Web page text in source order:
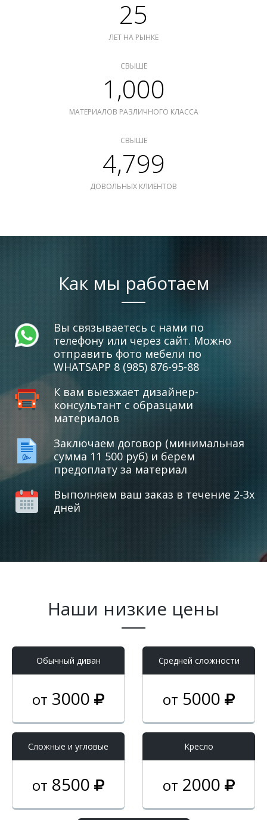
25
ЛЕТ НА РЫНКЕ
СВЫШЕ
1,000
МАТЕРИАЛОВ РАЗЛИЧНОГО КЛАССА
СВЫШЕ
4,799
ДОВОЛЬНЫХ КЛИЕНТОВ
Как мы работаем
Вы связываетесь с нами по
телефону или через сайт. Можно
отправить фото мебели по
WHATSAPP 8 (985) 876-95-88
К вам выезжает дизайнер-
консультант с образцами
материалов
Заключаем договор (минимальная
сумма 11 500 руб) и берем
предоплату за материал
Выполняем ваш заказ в течение 2-3х
дней
Наши низкие цены
Обычный диван
от 3000
Средней сложности
от 5000
Cложные и угловые
от 8500
Кресло
от 2000